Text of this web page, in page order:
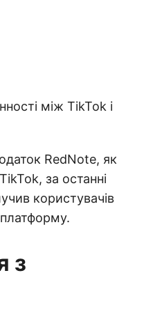
між TikTok і
RedNote, як
за останні
користувачів
з